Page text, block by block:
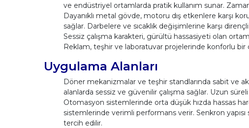
ve endüstriyel ortamlarda pratik kullanım sunar.
Dayanıklı metal gövde, motoru dış etkenlere karşı
sağlar. Darbelere ve sıcaklık değişimlerine karşı
Sessiz çalışma karakteri, gürültü hassasiyeti olan
Reklam, teşhir ve laboratuvar projelerinde konforlu bir
Uygulama Alanları
Döner mekanizmalar ve teşhir standlarında sabit ve
alanlarda sessiz ve güvenilir çalışma sağlar. Uzun süreli
Otomasyon sistemlerinde orta düşük hızda hassas
sistemlerinde verimli performans verir. Senkron
tercih edilir.